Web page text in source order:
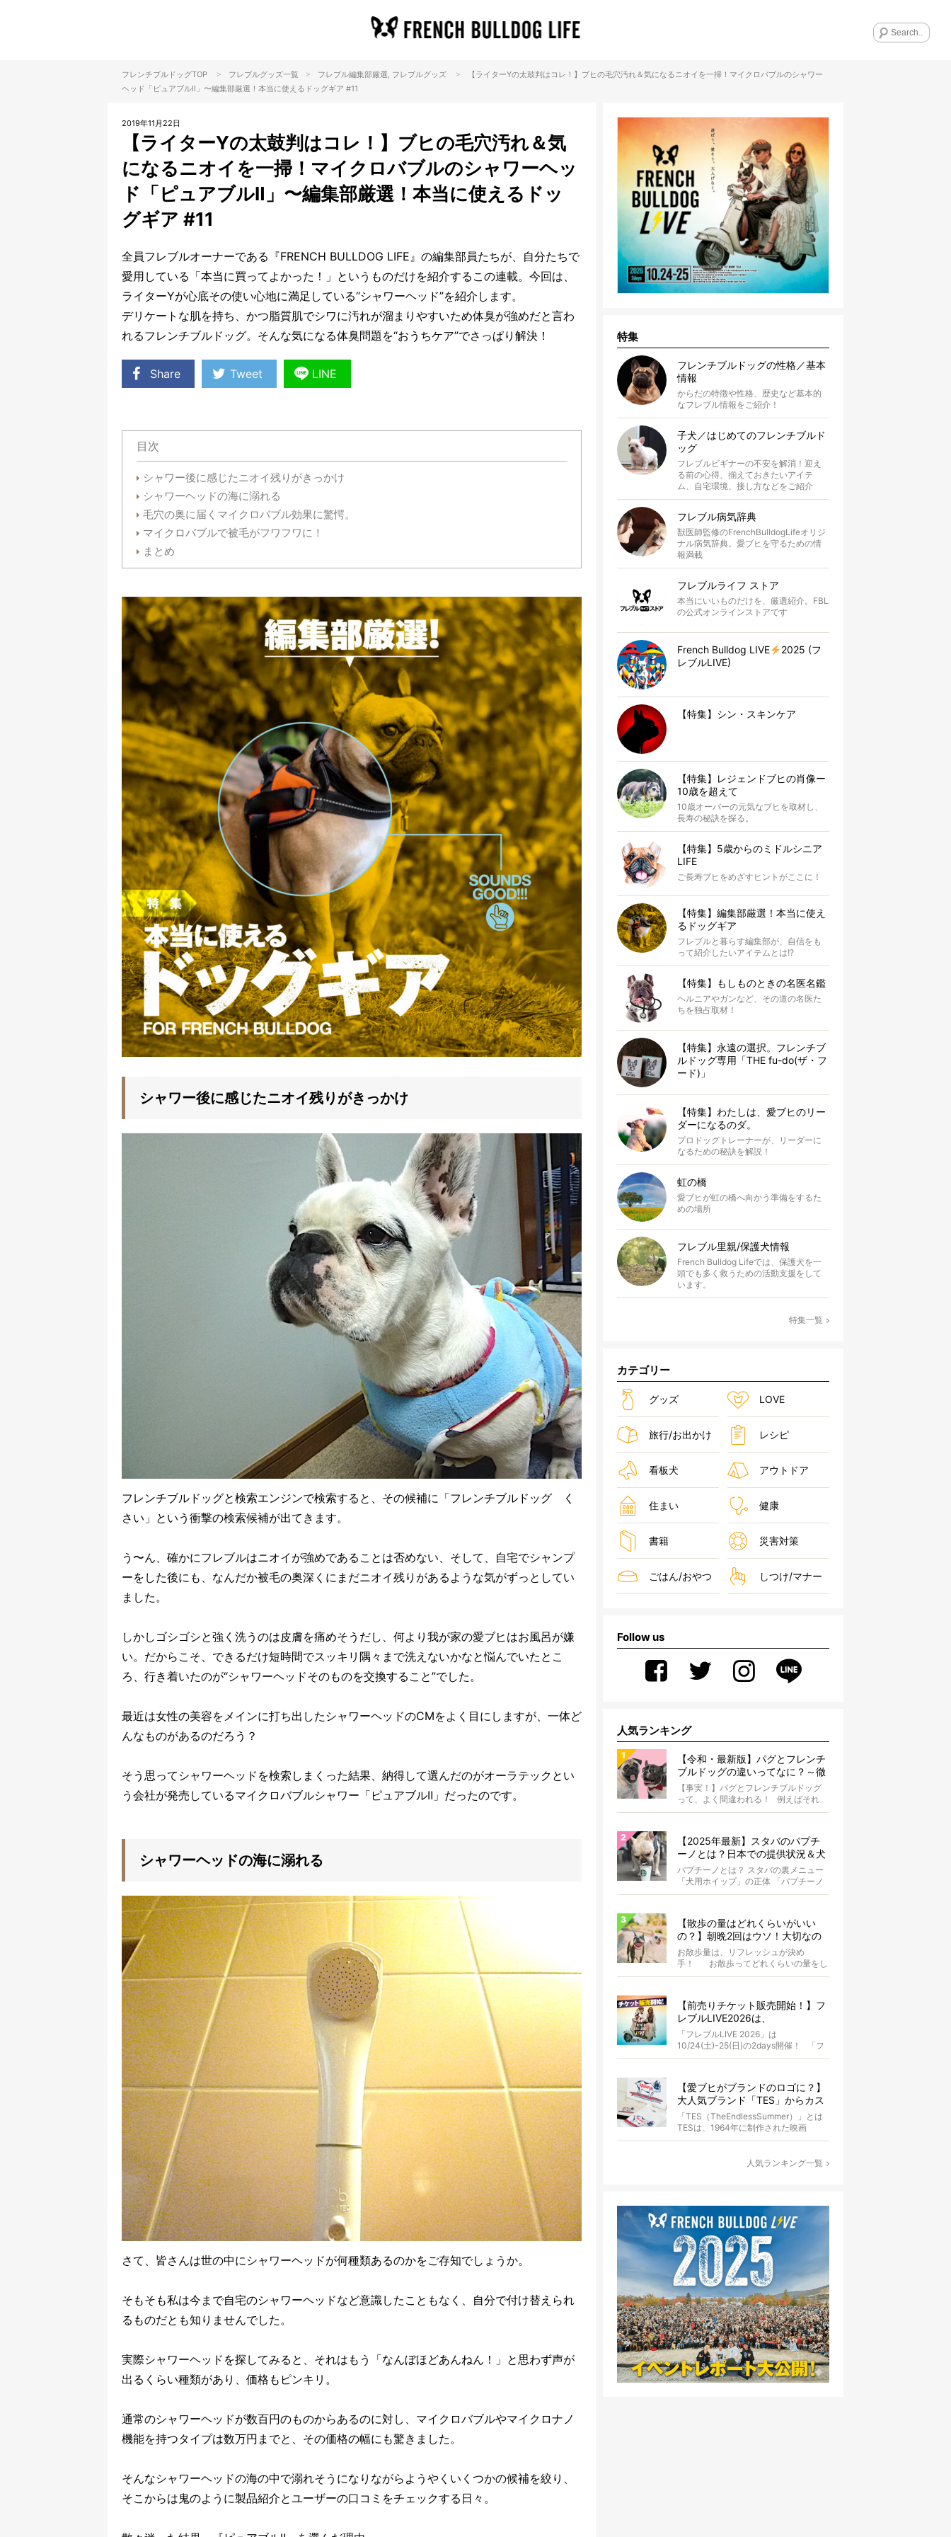
フレンチブルドッグTOP > フレブルグッズ一覧 > フレブル編集部厳選, フレブルグッズ >
【ライターYの太鼓判はコレ！】ブヒの毛穴汚れ＆気になるニオイを一掃！マイクロバブルのシャワー
ヘッド「ピュアブルⅡ」〜編集部厳選！本当に使えるドッグギア #11
2019年11月22日
【ライターYの太鼓判はコレ！】ブヒの毛穴汚れ＆気
になるニオイを一掃！マイクロバブルのシャワーヘッ
ド「ピュアブルⅡ」〜編集部厳選！本当に使えるドッ
グギア #11
全員フレブルオーナーである『FRENCH BULLDOG LIFE』の編集部員たちが、自分たちで
愛用している「本当に買ってよかった！」というものだけを紹介するこの連載。今回は、
ライターYが心底その使い心地に満足している“シャワーヘッド”を紹介します。
デリケートな肌を持ち、かつ脂質肌でシワに汚れが溜まりやすいため体臭が強めだと言わ
れるフレンチブルドッグ。そんな気になる体臭問題を“おうちケア”でさっぱり解決！
Share Tweet LINE
目次
シャワー後に感じたニオイ残りがきっかけ
シャワーヘッドの海に溺れる
毛穴の奥に届くマイクロバブル効果に驚愕。
マイクロバブルで被毛がフワフワに！
まとめ
シャワー後に感じたニオイ残りがきっかけ
フレンチブルドッグと検索エンジンで検索すると、その候補に「フレンチブルドッグ く
さい」という衝撃の検索候補が出てきます。
う〜ん、確かにフレブルはニオイが強めであることは否めない、そして、自宅でシャンプ
ーをした後にも、なんだか被毛の奥深くにまだニオイ残りがあるような気がずっとしてい
ました。
しかしゴシゴシと強く洗うのは皮膚を痛めそうだし、何より我が家の愛ブヒはお風呂が嫌
い。だからこそ、できるだけ短時間でスッキリ隅々まで洗えないかなと悩んでいたとこ
ろ、行き着いたのが“シャワーヘッドそのものを交換すること”でした。
最近は女性の美容をメインに打ち出したシャワーヘッドのCMをよく目にしますが、一体ど
んなものがあるのだろう？
そう思ってシャワーヘッドを検索しまくった結果、納得して選んだのがオーラテックとい
う会社が発売しているマイクロバブルシャワー「ピュアブルⅡ」だったのです。
シャワーヘッドの海に溺れる
さて、皆さんは世の中にシャワーヘッドが何種類あるのかをご存知でしょうか。
そもそも私は今まで自宅のシャワーヘッドなど意識したこともなく、自分で付け替えられ
るものだとも知りませんでした。
実際シャワーヘッドを探してみると、それはもう「なんぼほどあんねん！」と思わず声が
出るくらい種類があり、価格もピンキリ。
通常のシャワーヘッドが数百円のものからあるのに対し、マイクロバブルやマイクロナノ
機能を持つタイプは数万円までと、その価格の幅にも驚きました。
そんなシャワーヘッドの海の中で溺れそうになりながらようやくいくつかの候補を絞り、
そこからは鬼のように製品紹介とユーザーの口コミをチェックする日々。
特集
フレンチブルドッグの性格／基本
情報
からだの特徴や性格、歴史など基本的
なフレブル情報をご紹介！
子犬／はじめてのフレンチブルド
ッグ
フレブルビギナーの不安を解消！迎え
る前の心得、揃えておきたいアイテ
ム、自宅環境、接し方などをご紹介
フレブル病気辞典
獣医師監修のFrenchBulldogLifeオリジ
ナル病気辞典。愛ブヒを守るための情
報満載
フレブルライフ ストア
本当にいいものだけを、厳選紹介。FBL
の公式オンラインストアです
French Bulldog LIVE
2025 (フ
レブルLIVE)
【特集】シン・スキンケア
【特集】レジェンドブヒの肖像ー
10歳を超えて
10歳オーバーの元気なブヒを取材し、
長寿の秘訣を探る。
【特集】5歳からのミドルシニア
LIFE
ご長寿ブヒをめざすヒントがここに！
【特集】編集部厳選！本当に使え
るドッグギア
フレブルと暮らす編集部が、自信をも
って紹介したいアイテムとは!?
【特集】もしものときの名医名鑑
ヘルニアやガンなど、その道の名医た
ちを独占取材！
【特集】永遠の選択。フレンチブ
ルドッグ専用「THE fu-do(ザ・フ
ード)」
【特集】わたしは、愛ブヒのリー
ダーになるのダ。
プロドッグトレーナーが、リーダーに
なるための秘訣を解説！
虹の橋
愛ブヒが虹の橋へ向かう準備をするた
めの場所
フレブル里親/保護犬情報
French Bulldog Lifeでは、保護犬を一
頭でも多く救うための活動支援をして
います。
特集一覧
カテゴリー
グッズ LOVE
旅行/お出かけ レシピ
看板犬 アウトドア
住まい 健康
書籍 災害対策
ごはん/おやつ しつけ/マナー
Follow us
人気ランキング
【令和・最新版】パグとフレンチ
ブルドッグの違いってなに？～徹
底解説～
【事実！】パグとフレンチブルドッグ
って、よく間違われる！ 例えばそれ
は、愛ブヒとのお散歩中。 &...
【2025年最新】スタバのパプチ
ーノとは？日本での提供状況＆犬
同伴OK店舗一覧も紹介！
パプチーノとは？ スタバの裏メニュー
「犬用ホイップ」の正体 「パプチーノ
（Puppuccino）」とは、紙コッ...
【散歩の量はどれくらいがいい
の？】朝晩2回はウソ！大切なの
は運動量より「リフレッシュ」〜
お散歩にまつわる疑問FAQつき〜
お散歩量は、リフレッシュが決め
手！ お散歩ってどれくらいの量をし
たらいいのか迷いませんか？ よ...
【前売りチケット販売開始！】フ
レブルLIVE2026は、
10/24(土)-25(日)開催！フレブル
だらけのキャンプ・前夜祭・バス
プランも新登場!?
「フレブルLIVE 2026」は
10/24(土)-25(日)の2days開催！ 「フ
レブルLIV...
【愛ブヒがブランドのロゴに？】
大人気ブランド「TES」からカス
タムオーダーが誕生！
「TES（TheEndlessSummer）」とは
TESは、1964年に制作された映画
『The...
人気ランキング一覧